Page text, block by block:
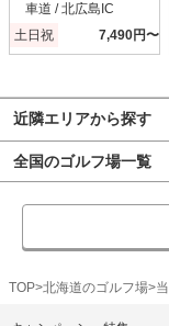
車道 / 北広島IC
土日祝
7,490円〜
近隣エリアから探す
全国のゴルフ場一覧
TOP 北海道のゴルフ場